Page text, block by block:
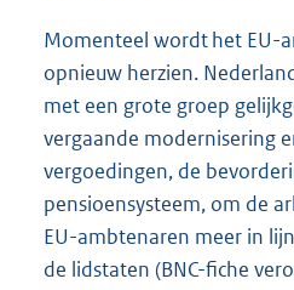
Momenteel wordt het EU-
opnieuw herzien.
met een grote groep
vergaande modernisering
vergoedingen, de
pensioensysteem, om de
EU-ambtenaren meer in
de lidstaten (BNC-fiche